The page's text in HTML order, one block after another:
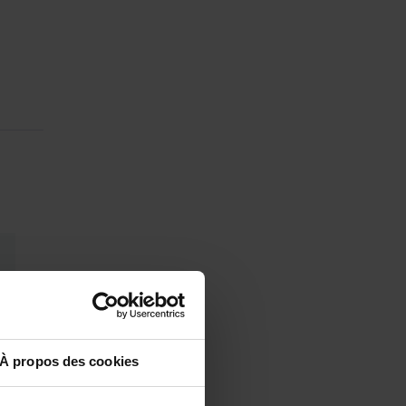
À propos des cookies